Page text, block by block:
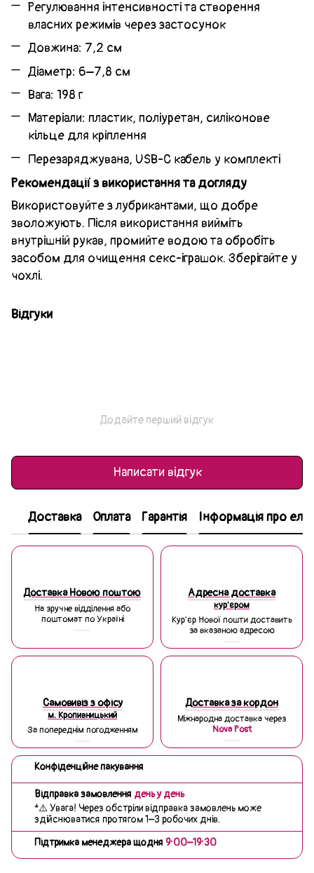
Регулювання інтенсивності та створення
власних режимів через застосунок
Довжина: 7,2 см
Діаметр: 6–7,8 см
Вага: 198 г
Матеріали: пластик, поліуретан, силіконове
кільце для кріплення
Перезаряджувана, USB-C кабель у комплекті
Рекомендації з використання та догляду
Використовуйте з лубрикантами, що добре
зволожують. Після використання вийміть
внутрішній рукав, промийте водою та обробіть
засобом для очищення секс-іграшок. Зберігайте у
чохлі.
Відгуки
Додайте перший відгук
Написати відгук
Доставка Оплата Гарантія Інформація про
Доставка Новою поштою
На зручне відділення або
поштомат по Україні
Адресна доставка
кур'єром
Кур'єр Нової пошти доставить
за вказаною адресою
Самовивіз з офісу
м. Кропивницький
За попереднім погодженням
Доставка за кордон
Міжнародна доставка через
Nova Post
Конфіденційне пакування
Відправка замовлення день у день
*⚠️ Увага! Через обстріли відправка замовлень може
здійснюватися протягом 1–3 робочих днів.
Підтримка менеджера щодня 9:00–19:30